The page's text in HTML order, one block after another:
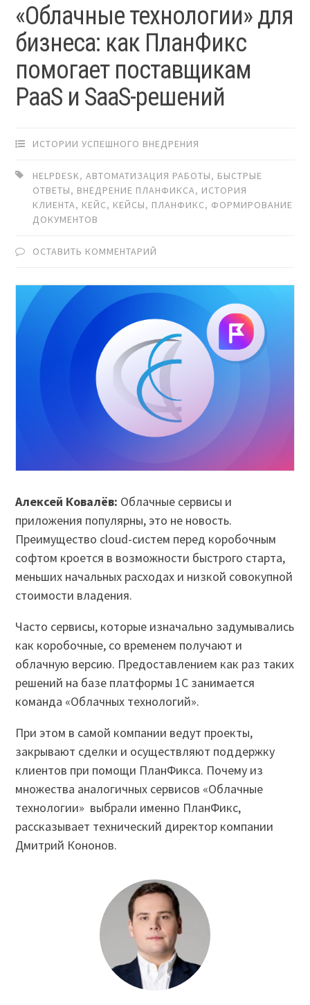
«Облачные технологии» для
бизнеса: как ПланФикс
помогает поставщикам
PaaS и SaaS-решений
ИСТОРИИ УСПЕШНОГО ВНЕДРЕНИЯ
HELPDESK,АВТОМАТИЗАЦИЯ РАБОТЫ, БЫСТРЫЕ
ОТВЕТЫ, ВНЕДРЕНИЕ ПЛАНФИКСА, ИСТОРИЯ
КЛИЕНТА, КЕЙС, КЕЙСЫ, ПЛАНФИКС, ФОРМИРОВАНИЕ
ДОКУМЕНТОВ
ОСТАВИТЬ КОММЕНТАРИЙ
Алексей Ковалёв: Облачные сервисы и
приложения популярны, это не новость.
Преимущество cloud-систем перед коробочным
софтом кроется в возможности быстрого старта,
меньших начальных расходах и низкой совокупной
стоимости владения.
Часто сервисы, которые изначально задумывались
как коробочные, со временем получают и
облачную версию. Предоставлением как раз таких
решений на базе платформы 1С занимается
команда «Облачных технологий».
При этом в самой компании ведут проекты,
закрывают сделки и осуществляют поддержку
клиентов при помощи ПланФикса. Почему из
множества аналогичных сервисов «Облачные
технологии» выбрали именно ПланФикс,
рассказывает технический директор компании
Дмитрий Кононов.